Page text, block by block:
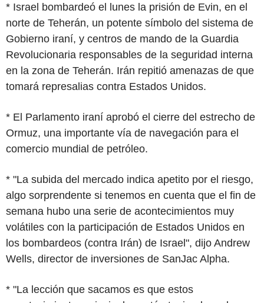
* Israel bombardeó el lunes la prisión de Evin, en el
norte de Teherán, un potente símbolo del sistema de
Gobierno iraní, y centros de mando de la Guardia
Revolucionaria responsables de la seguridad interna
en la zona de Teherán. Irán repitió amenazas de que
tomará represalias contra Estados Unidos.
* El Parlamento iraní aprobó el cierre del estrecho de
Ormuz, una importante vía de navegación para el
comercio mundial de petróleo.
* "La subida del mercado indica apetito por el riesgo,
algo sorprendente si tenemos en cuenta que el fin de
semana hubo una serie de acontecimientos muy
volátiles con la participación de Estados Unidos en
los bombardeos (contra Irán) de Israel", dijo Andrew
Wells, director de inversiones de SanJac Alpha.
* "La lección que sacamos es que estos